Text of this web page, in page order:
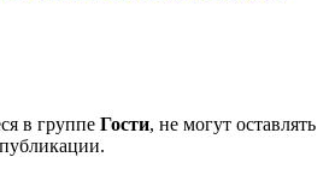
в группе Гости, не могут оставлять